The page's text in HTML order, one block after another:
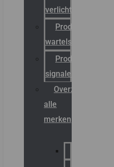
verlichting
Productcatalogus
wartels
Productcatalogus
signalering
Overzicht
alle
merken